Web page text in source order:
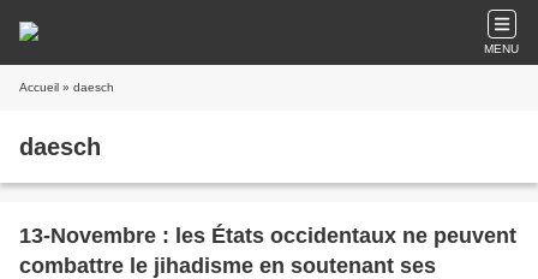
MENU
Accueil » daesch
daesch
13-Novembre : les États occidentaux ne peuvent
combattre le jihadisme en soutenant ses